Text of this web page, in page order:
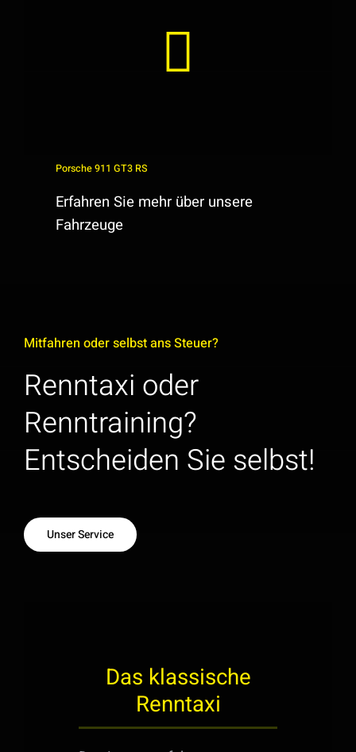
Porsche 911 GT3 RS
Erfahren Sie mehr über unsere
Fahrzeuge
Mitfahren oder selbst ans Steuer?
Renntaxi oder
Renntraining?
Entscheiden Sie selbst!
Unser Service
Das klassische
Renntaxi